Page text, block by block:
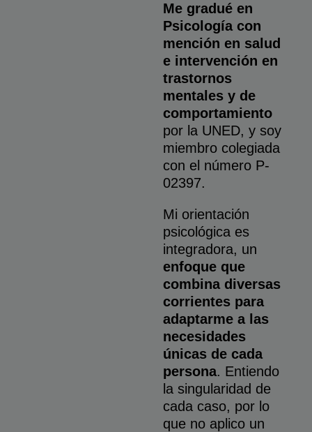
Me gradué en
Psicología con
mención en salud
e intervención en
trastornos
mentales y de
comportamiento
por la UNED, y soy
miembro colegiada
con el número P-
02397.
Mi orientación
psicológica es
integradora, un
enfoque que
combina diversas
corrientes para
adaptarme a las
necesidades
únicas de cada
persona. Entiendo
la singularidad de
cada caso, por lo
que no aplico un